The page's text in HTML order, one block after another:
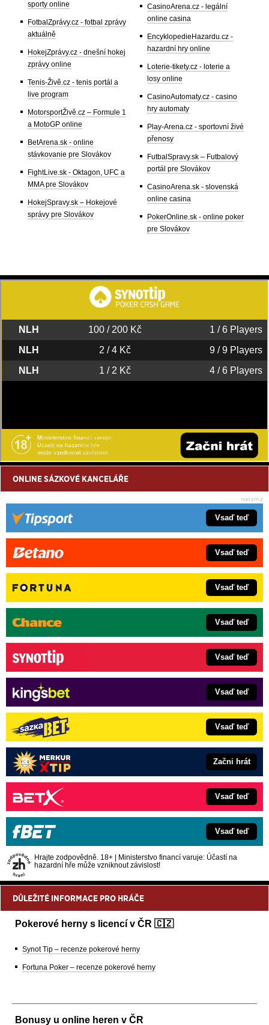
sporty online
FotbalZprávy.cz - fotbal zprávy
aktuálně
HokejZprávy.cz - dnešní hokej
zprávy online
Tenis-Živě.cz - tenis portál a
live program
MotorsportŽivě.cz – Formule 1
a MotoGP online
BetArena.sk - online
stávkovanie pre Slovákov
FightLive.sk - Oktagon, UFC a
MMA pre Slovákov
HokejSpravy.sk – Hokejové
správy pre Slovákov
CasinoArena.cz - legální
online casina
EncyklopedieHazardu.cz -
hazardní hry online
Loterie-tikety.cz - loterie a
losy online
CasinoAutomaty.cz - casino
hry automaty
Play-Arena.cz - sportovní živé
přenosy
FutbalSpravy.sk – Futbalový
portál pre Slovákov
CasinoArena.sk - slovenská
online casina
PokerOnline.sk - online poker
pre Slovákov
ONLINE SÁZKOVÉ KANCELÁŘE
Vsaď teď
Vsaď teď
Vsaď teď
Vsaď teď
Vsaď teď
Vsaď teď
Vsaď teď
Začni hrát
Vsaď teď
Vsaď teď
Hrajte zodpovědně. 18+ | Ministerstvo financí varuje: Účastí na
hazardní hře může vzniknout závislost!
DŮLEŽITÉ INFORMACE PRO HRÁČE
Pokerové herny s licencí v ČR 🇨🇿
Synot Tip – recenze pokerové herny
Fortuna Poker – recenze pokerové herny
Bonusy u online heren v ČR